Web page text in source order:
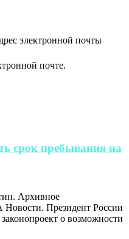
электронной почты
почте.
срок пребывания на
Архивное
Президент России
о возможности